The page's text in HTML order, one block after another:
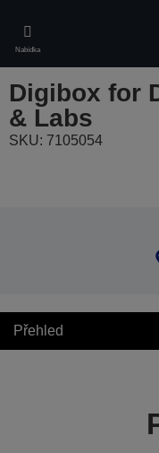
main
content
Nabídka
Digibox for
& Labs
SKU: 7105054
Přehled